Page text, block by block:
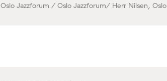
Oslo Jazzforum / Oslo Jazzforum/ Herr Nilsen, Oslo